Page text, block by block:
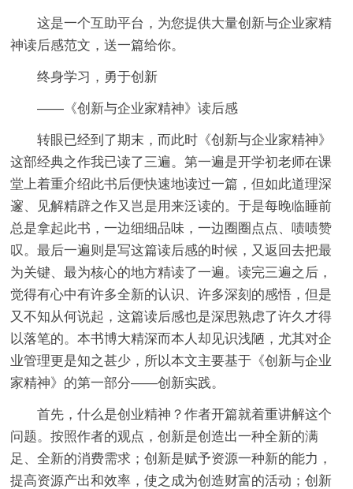
这是一个互助平台，为您提供大量创新与企业家精
神读后感范文，送一篇给你。
终身学习，勇于创新
——《创新与企业家精神》读后感
转眼已经到了期末，而此时《创新与企业家精神》
这部经典之作我已读了三遍。第一遍是开学初老师在课
堂上着重介绍此书后便快速地读过一篇，但如此道理深
邃、见解精辟之作又岂是用来泛读的。于是每晚临睡前
总是拿起此书，一边细细品味，一边圈圈点点、啧啧赞
叹。最后一遍则是写这篇读后感的时候，又返回去把最
为关键、最为核心的地方精读了一遍。读完三遍之后，
觉得有心中有许多全新的认识、许多深刻的感悟，但是
又不知从何说起，这篇读后感也是深思熟虑了许久才得
以落笔的。本书博大精深而本人却见识浅陋，尤其对企
业管理更是知之甚少，所以本文主要基于《创新与企业
家精神》的第一部分——创新实践。
首先，什么是创业精神？作者开篇就着重讲解这个
问题。按照作者的观点，创新是创造出一种全新的满
足、全新的消费需求；创新是赋予资源一种新的能力，
提高资源产出和效率，使之成为创造财富的活动；创新